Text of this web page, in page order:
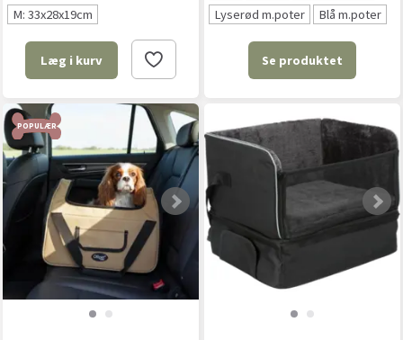
M: 33x28x19cm
Læg i kurv
Lyserød m.poter
Blå m.poter
Se produktet
POPULÆR